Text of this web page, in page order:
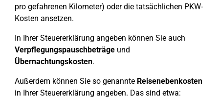
pro gefahrenen Kilometer) oder die tatsächlichen PKW-
Kosten ansetzen.
In Ihrer Steuererklärung angeben können Sie auch
Verpflegungspauschbeträge und
Übernachtungskosten.
Außerdem können Sie so genannte Reisenebenkosten
in Ihrer Steuererklärung angeben. Das sind etwa: